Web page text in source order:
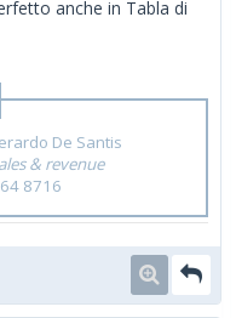
anche in Tabla di
De Santis
& revenue
8716